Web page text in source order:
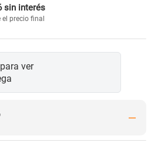
sin interés
precio final
para ver